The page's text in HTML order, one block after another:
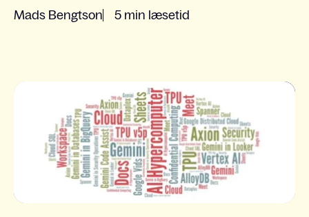
Mads Bengtson 5 min læsetid